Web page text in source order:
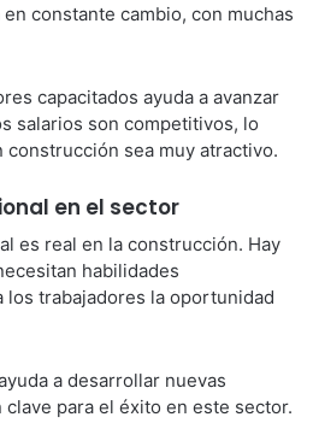
constante cambio, con muchas
capacitados ayuda a avanzar
salarios son competitivos, lo
construcción sea muy atractivo.
en el sector
es real en la construcción. Hay
habilidades
los trabajadores la oportunidad
a desarrollar nuevas
para el éxito en este sector.